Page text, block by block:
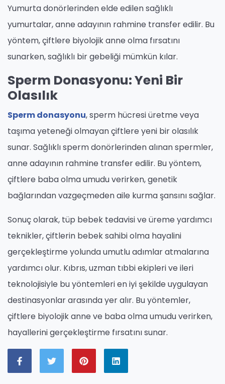
Yumurta donörlerinden elde edilen sağlıklı
yumurtalar, anne adayının rahmine transfer edilir. Bu
yöntem, çiftlere biyolojik anne olma fırsatını
sunarken, sağlıklı bir gebeliği mümkün kılar.
Sperm Donasyonu: Yeni Bir
Olasılık
Sperm donasyonu, sperm hücresi üretme veya
taşıma yeteneği olmayan çiftlere yeni bir olasılık
sunar. Sağlıklı sperm donörlerinden alınan spermler,
anne adayının rahmine transfer edilir. Bu yöntem,
çiftlere baba olma umudu verirken, genetik
bağlarından vazgeçmeden aile kurma şansını sağlar.
Sonuç olarak, tüp bebek tedavisi ve üreme yardımcı
teknikler, çiftlerin bebek sahibi olma hayalini
gerçekleştirme yolunda umutlu adımlar atmalarına
yardımcı olur. Kıbrıs, uzman tıbbi ekipleri ve ileri
teknolojisiyle bu yöntemleri en iyi şekilde uygulayan
destinasyonlar arasında yer alır. Bu yöntemler,
çiftlere biyolojik anne ve baba olma umudu verirken,
hayallerini gerçekleştirme fırsatını sunar.